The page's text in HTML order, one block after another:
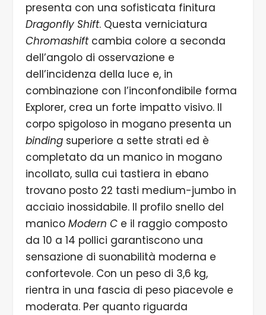
presenta con una sofisticata finitura
Dragonfly Shift. Questa verniciatura
Chromashift cambia colore a seconda
dell’angolo di osservazione e
dell’incidenza della luce e, in
combinazione con l’inconfondibile forma
Explorer, crea un forte impatto visivo. Il
corpo spigoloso in mogano presenta un
binding superiore a sette strati ed è
completato da un manico in mogano
incollato, sulla cui tastiera in ebano
trovano posto 22 tasti medium-jumbo in
acciaio inossidabile. Il profilo snello del
manico Modern C e il raggio composto
da 10 a 14 pollici garantiscono una
sensazione di suonabilità moderna e
confortevole. Con un peso di 3,6 kg,
rientra in una fascia di peso piacevole e
moderata. Per quanto riguarda